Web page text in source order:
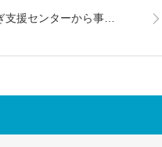
支援センターから事…